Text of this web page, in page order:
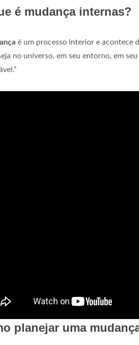
é mudança internas?
é um processo interior e acontece
no universo, em seu entorno, em
planejar uma